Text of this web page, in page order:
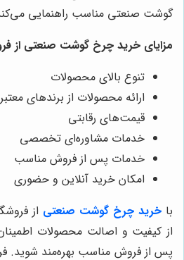
گوشت صنعتی مناسب راهنمایی
مزایای خرید چرخ گوشت صنعتی از
تنوع بالای محصولات
ارائه محصولات از برندهای معتبر
قیمت‌های رقابتی
خدمات مشاوره‌ای تخصصی
خدمات پس از فروش مناسب
امکان خرید آنلاین و حضوری
با خرید چرخ گوشت صنعتی از
از کیفیت و اصالت محصولات
پس از فروش مناسب بهره‌مند شوید.